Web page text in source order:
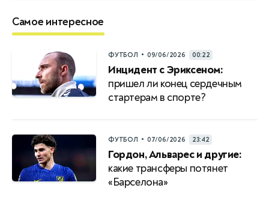
Самое интересное
ФУТБОЛ • 09/06/2026 00:22
Инцидент с Эриксеном:
пришел ли конец сердечным
стартерам в спорте?
ФУТБОЛ • 07/06/2026 23:42
Гордон, Альварес и другие:
какие трансферы потянет
«Барселона»